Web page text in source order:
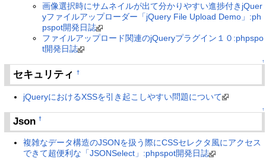
画像選択時にサムネイルが出て分かりやすい進捗付きjQuer
yファイルアップローダー「jQuery File Upload Demo」:ph
pspot開発日誌
ファイルアップロード関連のjQueryプラグイン１０:phpspo
t開発日誌
↑
セキュリティ†
jQueryにおけるXSSを引き起こしやすい問題について
↑
Json†
複雑なデータ構造のJSONを扱う際にCSSセレクタ風にアクセス
できて超便利な「JSONSelect」:phpspot開発日誌